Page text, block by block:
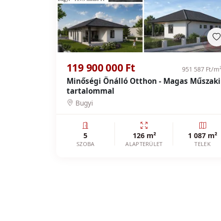
119 900 000 Ft 951 587 Ft/
Minőségi Önálló Otthon - Magas Műszaki
tartalommal
Bugyi
5
SZOBA
126 m²
ALAPTERÜLET
1 087 m²
TELEK